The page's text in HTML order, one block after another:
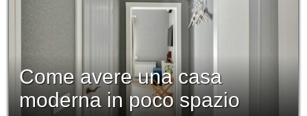
Come avere una casa
moderna in poco spazio